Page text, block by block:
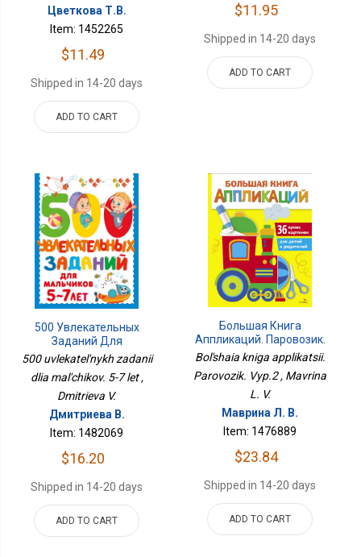
Цветкова Т.В.
Item: 1452265
$11.49
Shipped in 14-20 days
ADD TO CART
$11.95
Shipped in 14-20 days
ADD TO CART
500 Увлекательных
Заданий Для
Мальчиков. 5-7 Лет
500 uvlekatel'nykh zadanii
dlia mal'chikov. 5-7 let ,
Dmitrieva V.
Дмитриева В.
Item: 1482069
$16.20
Shipped in 14-20 days
ADD TO CART
Большая Книга
Аппликаций. Паровозик.
Вып.2
Bol'shaia kniga applikatsii.
Parovozik. Vyp.2 , Mavrina
L. V.
Маврина Л. В.
Item: 1476889
$23.84
Shipped in 14-20 days
ADD TO CART